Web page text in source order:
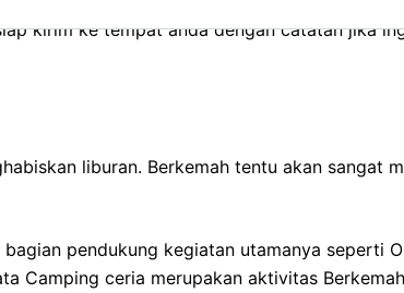
kirim ke tempat anda dengan catatan jika
liburan. Berkemah tentu akan sangat
pendukung kegiatan utamanya seperti
Camping ceria merupakan aktivitas